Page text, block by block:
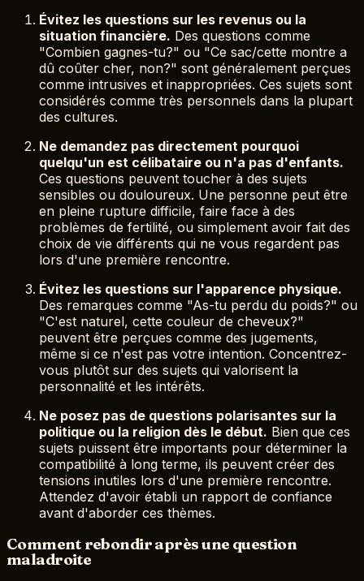
Évitez les questions sur les revenus ou la
situation financière. Des questions comme
"Combien gagnes-tu?" ou "Ce sac/cette montre a
dû coûter cher, non?" sont généralement perçues
comme intrusives et inappropriées. Ces sujets sont
considérés comme très personnels dans la plupart
des cultures.
Ne demandez pas directement pourquoi
quelqu'un est célibataire ou n'a pas d'enfants.
Ces questions peuvent toucher à des sujets
sensibles ou douloureux. Une personne peut être
en pleine rupture difficile, faire face à des
problèmes de fertilité, ou simplement avoir fait des
choix de vie différents qui ne vous regardent pas
lors d'une première rencontre.
Évitez les questions sur l'apparence physique.
Des remarques comme "As-tu perdu du poids?" ou
"C'est naturel, cette couleur de cheveux?"
peuvent être perçues comme des jugements,
même si ce n'est pas votre intention. Concentrez-
vous plutôt sur des sujets qui valorisent la
personnalité et les intérêts.
Ne posez pas de questions polarisantes sur la
politique ou la religion dès le début. Bien que ces
sujets puissent être importants pour déterminer la
compatibilité à long terme, ils peuvent créer des
tensions inutiles lors d'une première rencontre.
Attendez d'avoir établi un rapport de confiance
avant d'aborder ces thèmes.
Comment rebondir après une question
maladroite